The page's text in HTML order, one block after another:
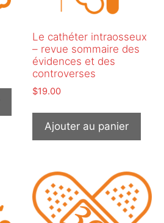
Le cathéter intraosseux
– revue sommaire des
évidences et des
controverses
$19.00
Ajouter au panier